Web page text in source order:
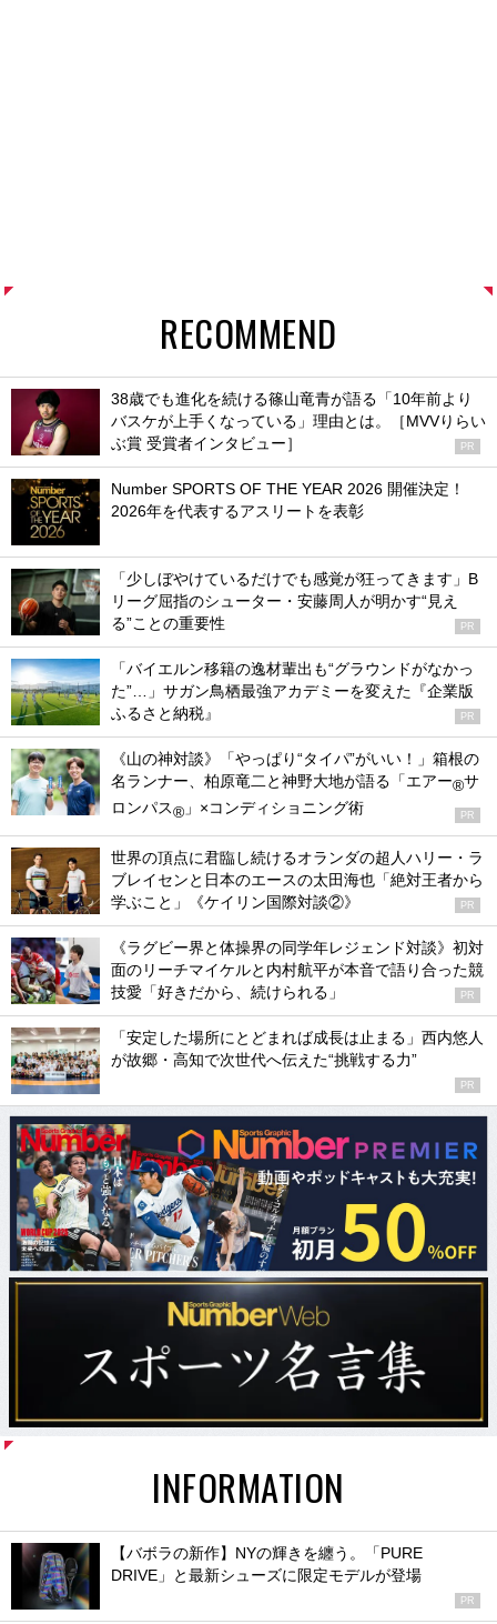
RECOMMEND
38歳でも進化を続ける篠山竜青が語る「10年前より
バスケが上手くなっている」理由とは。［MVVりらい
ぶ賞 受賞者インタビュー］
PR
Number SPORTS OF THE YEAR 2026 開催決定！
2026年を代表するアスリートを表彰
「少しぼやけているだけでも感覚が狂ってきます」B
リーグ屈指のシューター・安藤周人が明かす“見え
る”ことの重要性
PR
「バイエルン移籍の逸材輩出も“グラウンドがなかっ
た”…」サガン鳥栖最強アカデミーを変えた『企業版
ふるさと納税』
PR
《山の神対談》「やっぱり“タイパ”がいい！」箱根の
名ランナー、柏原竜二と神野大地が語る「エアー®サ
ロンパス® 」×コンディショニング術 PR
世界の頂点に君臨し続けるオランダの超人ハリー・ラ
ブレイセンと日本のエースの太田海也「絶対王者から
学ぶこと」《ケイリン国際対談②》
PR
《ラグビー界と体操界の同学年レジェンド対談》初対
面のリーチマイケルと内村航平が本音で語り合った競
技愛「好きだから、続けられる」
PR
「安定した場所にとどまれば成長は止まる」西内悠人
が故郷・高知で次世代へ伝えた“挑戦する力”
PR
INFORMATION
【バボラの新作】NYの輝きを纏う。「PURE
DRIVE」と最新シューズに限定モデルが登場
PR